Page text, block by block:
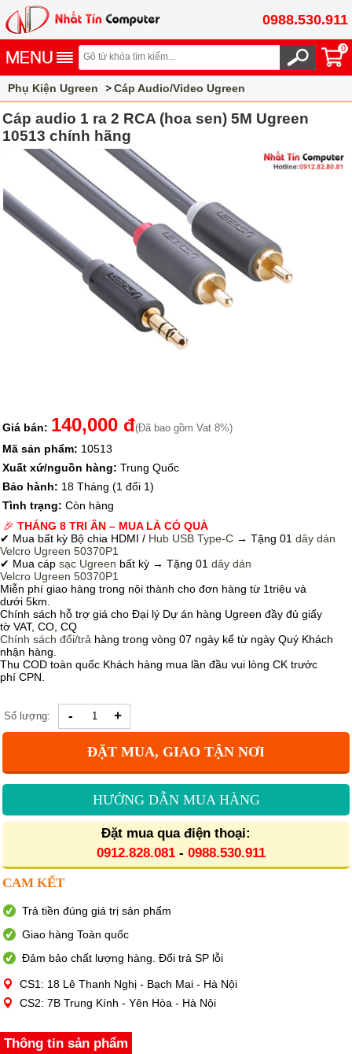
0988.530.911
0
Phụ Kiện Ugreen
Cáp Audio/Video Ugreen
Cáp Audio 3.5mm ra 2 RCA Ugreen
Cáp audio 1 ra 2 RCA (hoa sen) 5M Ugreen
10513 chính hãng
Giá bán: 140,000 đ(Đã bao gồm Vat 8%)
Mã sản phẩm: 10513
Xuất xứ/nguồn hàng: Trung Quốc
Bảo hành: 18 Tháng (1 đổi 1)
Tình trạng: Còn hàng
🎉 THÁNG 8 TRI ÂN – MUA LÀ CÓ QUÀ
✔ Mua bất kỳ Bộ chia HDMI / Hub USB Type-C → Tặng 01 dây dán
Velcro Ugreen 50370P1
✔ Mua cáp sạc Ugreen bất kỳ → Tặng 01 dây dán
Velcro Ugreen 50370P1
Miễn phí giao hàng trong nội thành cho đơn hàng từ 1triệu và
dưới 5km.
Chính sách hỗ trợ giá cho Đại lý Dự án hàng Ugreen đầy đủ giấy
tờ VAT, CO, CQ
Chính sách đổi/trả hàng trong vòng 07 ngày kể từ ngày Quý Khách
nhận hàng.
Thu COD toàn quốc Khách hàng mua lần đầu vui lòng CK trước
phí CPN.
Số lượng: - +
ĐẶT MUA, GIAO TẬN NƠI
HƯỚNG DẪN MUA HÀNG
Đặt mua qua điện thoại:
0912.828.081 - 0988.530.911
CAM KẾT
Trả tiền đúng giá trị sản phẩm
Giao hàng Toàn quốc
Đảm bảo chất lượng hàng. Đổi trả SP lỗi
CS1: 18 Lê Thanh Nghị - Bạch Mai - Hà Nội
CS2: 7B Trung Kính - Yên Hòa - Hà Nội
Thông tin sản phẩm